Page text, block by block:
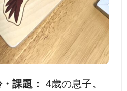
課題： 4歳の息子。